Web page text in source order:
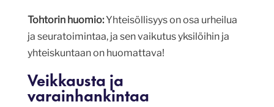
Tohtorin huomio:Yhteisöllisyys on osa urheilua
ja seuratoimintaa, ja sen vaikutus yksilöihin ja
yhteiskuntaan on huomattava!
Veikkausta ja
varainhankintaa